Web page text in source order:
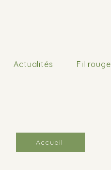
Actualités Fil rouge
Accueil